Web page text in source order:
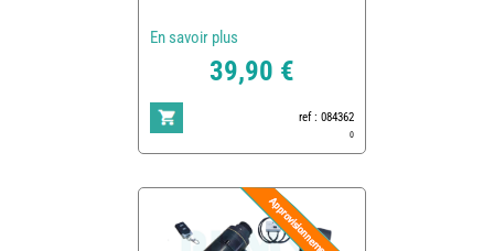
En savoir plus
39,90 €
ref : 084362
0